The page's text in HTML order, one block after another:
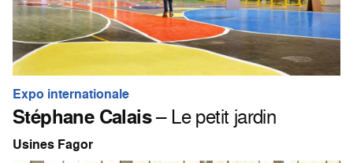
Expo internationale
Stéphane Calais– Le petit jardin
Usines Fagor